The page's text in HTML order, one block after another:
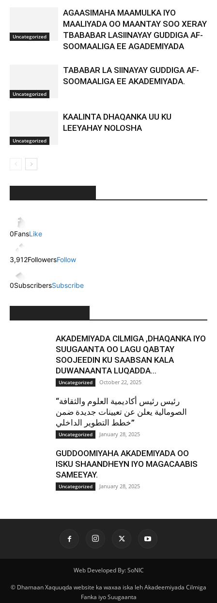
Uncategorized
AGAASIMAHA MAAMULKA IYO
MAALIYADA OO MAANTAY SOO XERAY
TBABABAR LASIINAYAY GUDDIGA AF-
SOOMAALIGA EE AGADEMIYADA
Uncategorized
TABABAR LA SIINAYAY GUDDIGA AF-
SOOMAALIGA EE AKADEMIYADA.
Uncategorized
KAALINTA DHAQANKA UU KU
LEEYAHAY NOLOSHA
0FansLike
3,912FollowersFollow
0SubscribersSubscribe
AKADEMIYADA CILMIGA ,DHAQANKA IYO
SUUGAANTA OO LAGU QABTAY
SOOJEEDIN KU SAABSAN KALA
DUWANAANTA LUQADDA...
Uncategorized October 22, 2025
“رئيس رئيس أكاديمية العلوم والثقافة
الصومالية يعلن عن تعيينات جديدة ضمن
خطط التطوير الداخلي”
Uncategorized January 28, 2025
GUDDOOMIYAHA AKADEMIYADA OO
ISKU SHAANDHEYN IYO MAGACAABIS
SAMEEYAY.
Uncategorized January 28, 2025
Web Developed By: SoNIC
© Dhamaan Xaquuqda website ka waxaa iska leh Akadeemiyada Cilmiga
Fanka iyo Suugaanta